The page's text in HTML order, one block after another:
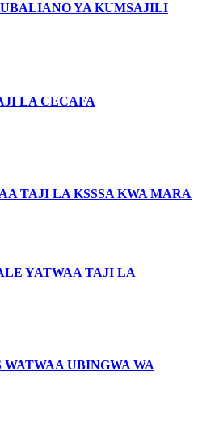
YA KUMSAJILI
LA CECAFA
TAJI LA KSSSA KWA MARA
YATWAA TAJI LA
UBINGWA WA